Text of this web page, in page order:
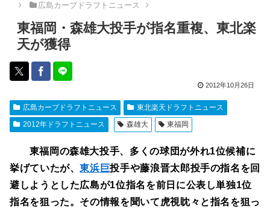
広島カープドラフトニュース
東福岡・森雄大投手が指名重複、東北楽
天が獲得
2012年10月26日
広島カープドラフトニュース
東北楽天ドラフトニュース
2012年ドラフトニュース
森雄大 東福岡
東福岡の森雄大投手、多くの球団が外れ1位候補に
挙げていたが、東浜巨投手や藤浪晋太郎投手の指名を回
避しようとした広島が1位指名を前日に公表し単独1位
指名を狙った。その情報を聞いて虎視眈々と指名を狙っ